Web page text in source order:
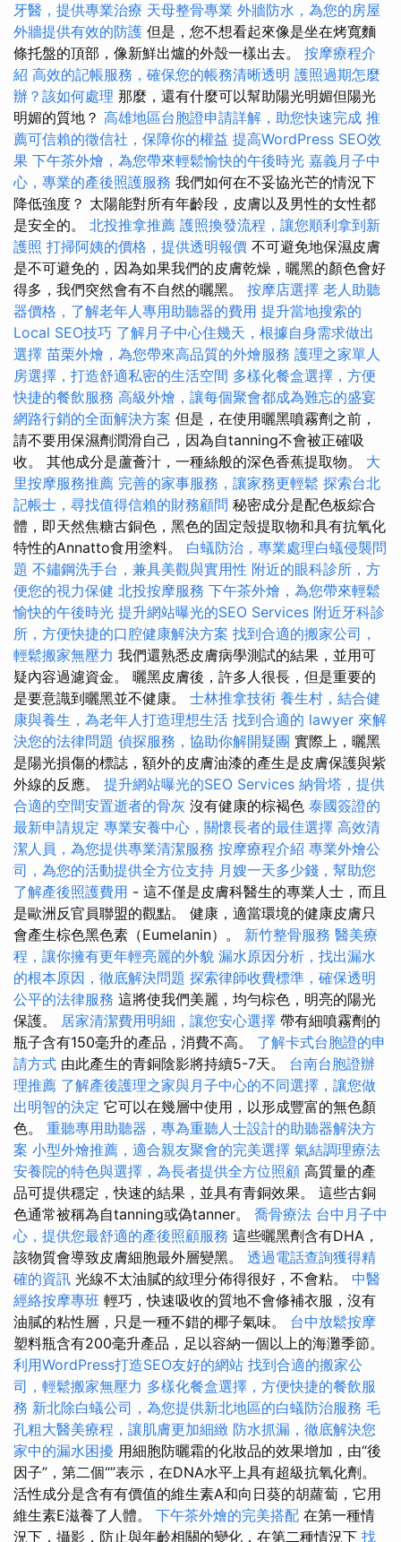
牙醫，提供專業治療 天母整骨專業 外牆防水，為您的房屋
外牆提供有效的防護 但是，您不想看起來像是坐在烤寬麵
條托盤的頂部，像新鮮出爐的外殼一樣出去。 按摩療程介
紹 高效的記帳服務，確保您的帳務清晰透明 護照過期怎麼
辦？該如何處理 那麼，還有什麼可以幫助陽光明媚但陽光
明媚的質地？ 高雄地區台胞證申請詳解，助您快速完成 推
薦可信賴的徵信社，保障你的權益 提高WordPress SEO效
果 下午茶外燴，為您帶來輕鬆愉快的午後時光 嘉義月子中
心，專業的產後照護服務 我們如何在不妥協光芒的情況下
降低強度？ 太陽能對所有年齡段，皮膚以及男性的女性都
是安全的。 北投推拿推薦 護照換發流程，讓您順利拿到新
護照 打掃阿姨的價格，提供透明報價 不可避免地保濕皮膚
是不可避免的，因為如果我們的皮膚乾燥，曬黑的顏色會好
得多，我們突然會有不自然的曬黑。 按摩店選擇 老人助聽
器價格，了解老年人專用助聽器的費用 提升當地搜索的
Local SEO技巧 了解月子中心住幾天，根據自身需求做出
選擇 苗栗外燴，為您帶來高品質的外燴服務 護理之家單人
房選擇，打造舒適私密的生活空間 多樣化餐盒選擇，方便
快捷的餐飲服務 高級外燴，讓每個聚會都成為難忘的盛宴
網路行銷的全面解決方案 但是，在使用曬黑噴霧劑之前，
請不要用保濕劑潤滑自己，因為自tanning不會被正確吸
收。 其他成分是蘆薈汁，一種絲般的深色香蕉提取物。 大
里按摩服務推薦 完善的家事服務，讓家務更輕鬆 探索台北
記帳士，尋找值得信賴的財務顧問 秘密成分是配色板綜合
體，即天然焦糖古銅色，黑色的固定殼提取物和具有抗氧化
特性的Annatto食用塗料。 白蟻防治，專業處理白蟻侵襲問
題 不鏽鋼洗手台，兼具美觀與實用性 附近的眼科診所，方
便您的視力保健 北投按摩服務 下午茶外燴，為您帶來輕鬆
愉快的午後時光 提升網站曝光的SEO Services 附近牙科診
所，方便快捷的口腔健康解決方案 找到合適的搬家公司，
輕鬆搬家無壓力 我們還熟悉皮膚病學測試的結果，並用可
疑內容過濾資金。 曬黑皮膚後，許多人很長，但是重要的
是要意識到曬黑並不健康。 士林推拿技術 養生村，結合健
康與養生，為老年人打造理想生活 找到合適的 lawyer 來解
決您的法律問題 偵探服務，協助你解開疑團 實際上，曬黑
是陽光損傷的標誌，額外的皮膚油漆的產生是皮膚保護與紫
外線的反應。 提升網站曝光的SEO Services 納骨塔，提供
合適的空間安置逝者的骨灰 沒有健康的棕褐色 泰國簽證的
最新申請規定 專業安養中心，關懷長者的最佳選擇 高效清
潔人員，為您提供專業清潔服務 按摩療程介紹 專業外燴公
司，為您的活動提供全方位支持 月嫂一天多少錢，幫助您
了解產後照護費用 - 這不僅是皮膚科醫生的專業人士，而且
是歐洲反官員聯盟的觀點。 健康，適當環境的健康皮膚只
會產生棕色黑色素（Eumelanin）。 新竹整骨服務 醫美療
程，讓你擁有更年輕亮麗的外貌 漏水原因分析，找出漏水
的根本原因，徹底解決問題 探索律師收費標準，確保透明
公平的法律服務 這將使我們美麗，均勻棕色，明亮的陽光
保護。 居家清潔費用明細，讓您安心選擇 帶有細噴霧劑的
瓶子含有150毫升的產品，消費不高。 了解卡式台胞證的申
請方式 由此產生的青銅陰影將持續5-7天。 台南台胞證辦
理推薦 了解產後護理之家與月子中心的不同選擇，讓您做
出明智的決定 它可以在幾層中使用，以形成豐富的無色顏
色。 重聽專用助聽器，專為重聽人士設計的助聽器解決方
案 小型外燴推薦，適合親友聚會的完美選擇 氣結調理療法
安養院的特色與選擇，為長者提供全方位照顧 高質量的產
品可提供穩定，快速的結果，並具有青銅效果。 這些古銅
色通常被稱為自tanning或偽tanner。 喬骨療法 台中月子中
心，提供您最舒適的產後照顧服務 這些曬黑劑含有DHA，
該物質會導致皮膚細胞最外層變黑。 透過電話查詢獲得精
確的資訊 光線不太油膩的紋理分佈得很好，不會粘。 中醫
經絡按摩專班 輕巧，快速吸收的質地不會修補衣服，沒有
油膩的粘性層，只是一種不錯的椰子氣味。 台中放鬆按摩
塑料瓶含有200毫升產品，足以容納一個以上的海灘季節。
利用WordPress打造SEO友好的網站 找到合適的搬家公
司，輕鬆搬家無壓力 多樣化餐盒選擇，方便快捷的餐飲服
務 新北除白蟻公司，為您提供新北地區的白蟻防治服務 毛
孔粗大醫美療程，讓肌膚更加細緻 防水抓漏，徹底解決您
家中的漏水困擾 用細胞防曬霜的化妝品的效果增加，由“後
因子”，第二個“”表示，在DNA水平上具有超級抗氧化劑。
活性成分是含有有價值的維生素A和向日葵的胡蘿蔔，它用
維生素E滋養了人體。 下午茶外燴的完美搭配 在第一種情
況下，攝影，防止與年齡相關的變化，在第二種情況下 找